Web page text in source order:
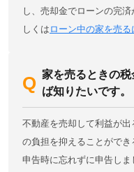
し、売却金でローンの完
しくは ローン中の家を売る
家を売るときの税
ば知りたいです。
不動産を売却して利益が
の負担を抑えることがで
申告時に忘れずに申告し